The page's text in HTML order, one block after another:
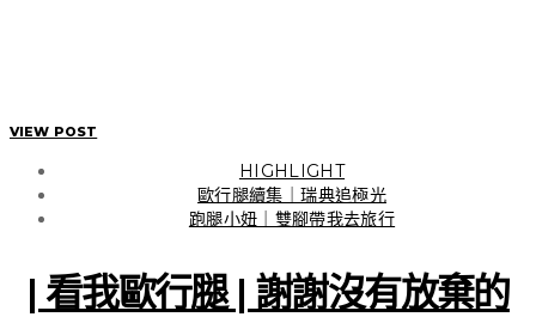
HIGHLIGHT
VIEW POST
HIGHLIGHT
歐行腿續集｜瑞典追極光
跑腿小妞｜雙腳帶我去旅行
| 看我歐行腿 | 謝謝沒有放棄的